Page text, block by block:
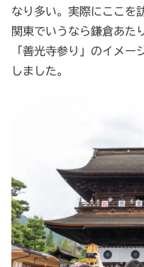
なり多い。実際にここを
関東でいうなら鎌倉あた
「善光寺参り」のイメ
しました。